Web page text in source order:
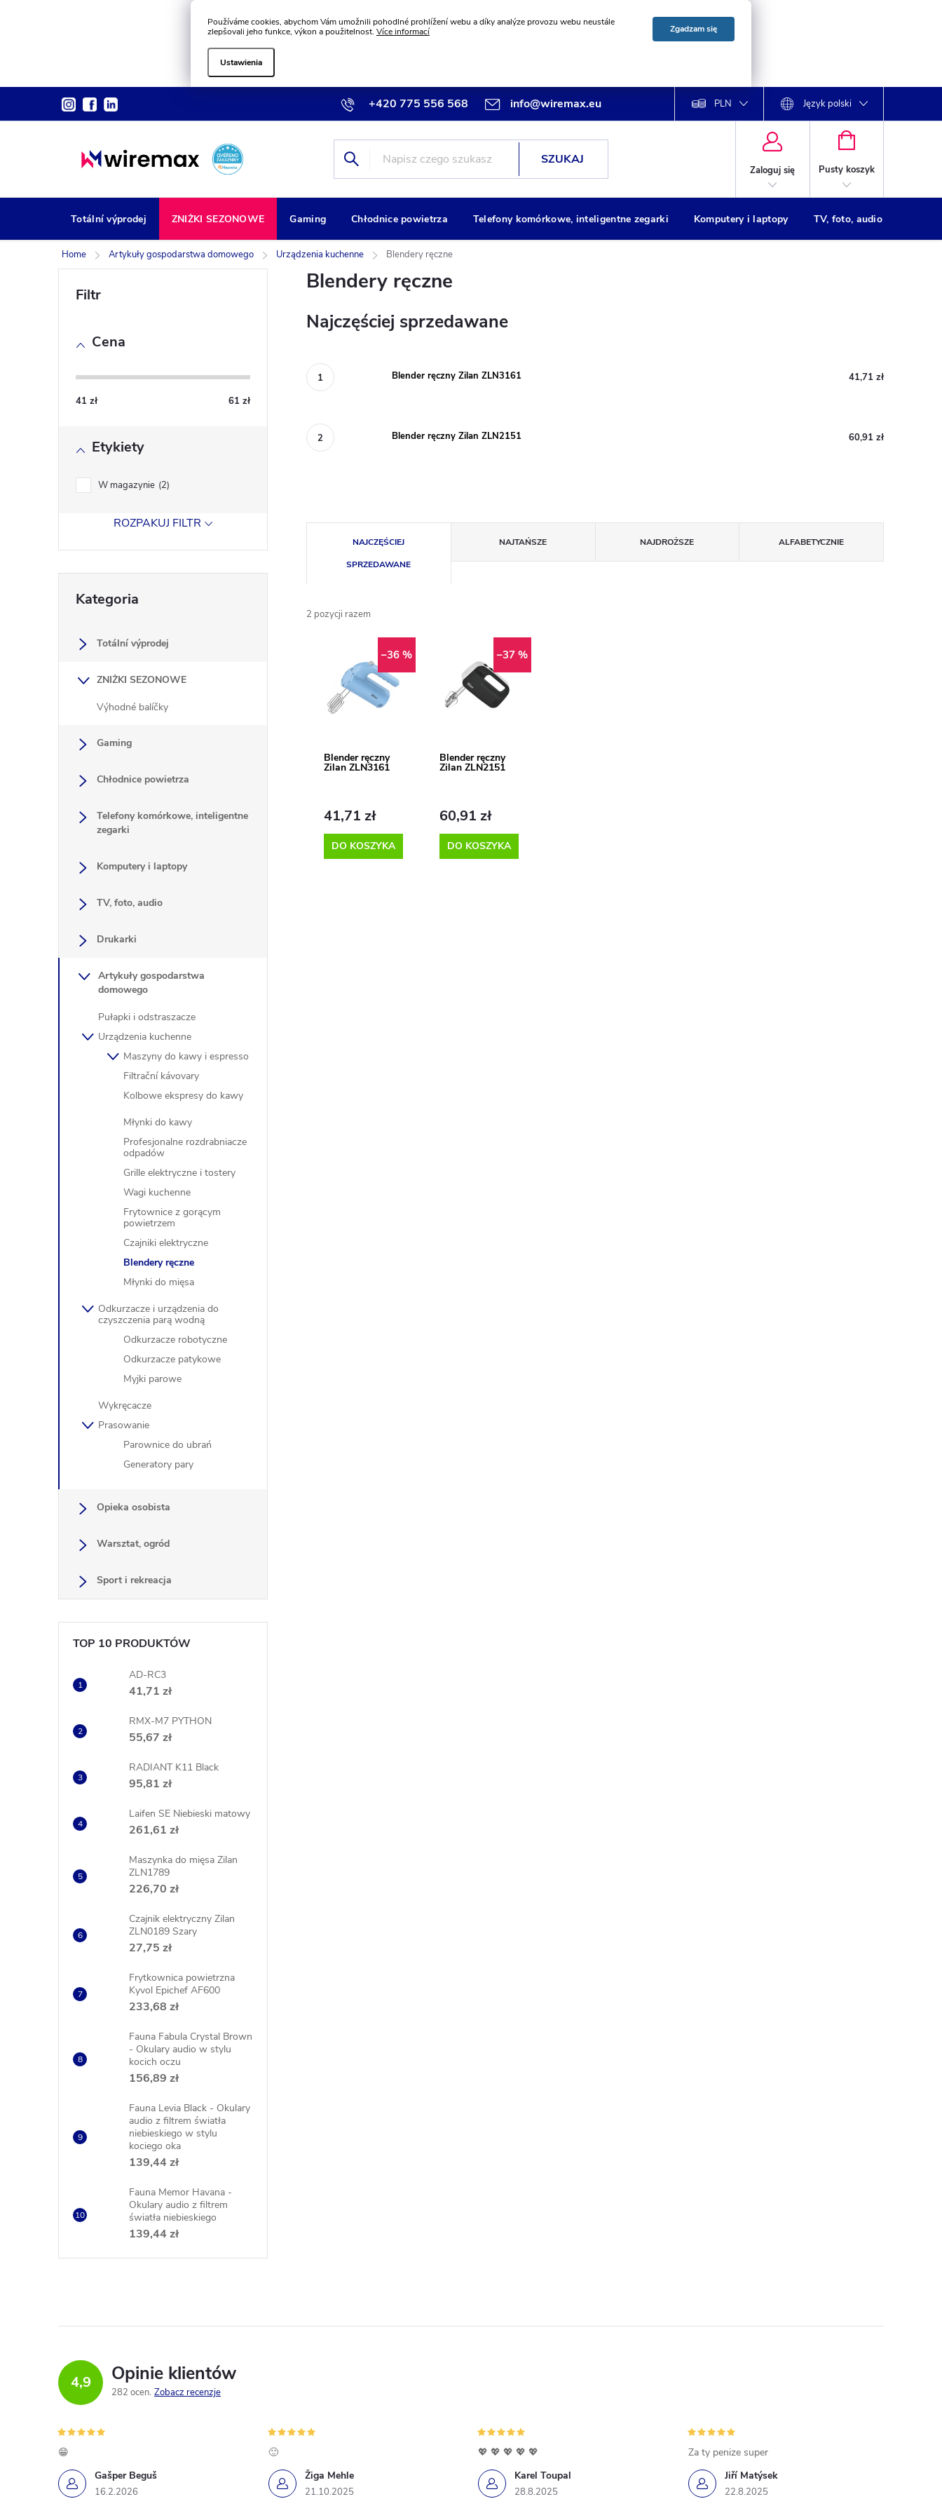
Používáme cookies, abychom Vám umožnili pohodlné prohlížení webu a díky analýze provozu webu neustále
zlepšovali jeho funkce, výkon a použitelnost. Více informací
Ustawienia
Zgadzam się
+420 775 556 568 info@wiremax.eu PLN Język polski
SZUKAJ
Zaloguj się
KOSZYK
Pusty koszyk
Totální výprodej ZNIŻKI SEZONOWE Gaming Chłodnice powietrza Telefony komórkowe, inteligentne zegarki Komputery i laptopy TV, foto, audio
Home Artykuły gospodarstwa domowego Urządzenia kuchenne Blendery ręczne
z
Cena
41 zł 61 zł
Etykiety
W magazynie 2
ROZPAKUJ FILTR
kategorie
Kategoria
Totální výprodej
ZNIŻKI SEZONOWE
Výhodné balíčky
Gaming
Chłodnice powietrza
Telefony komórkowe, inteligentne
zegarki
Komputery i laptopy
TV, foto, audio
Drukarki
Artykuły gospodarstwa
domowego
Pułapki i odstraszacze
Urządzenia kuchenne
Maszyny do kawy i espresso
Filtrační kávovary
Kolbowe ekspresy do kawy
Młynki do kawy
Profesjonalne rozdrabniacze
odpadów
Grille elektryczne i tostery
Wagi kuchenne
Frytownice z gorącym
powietrzem
Czajniki elektryczne
Blendery ręczne
Młynki do mięsa
Odkurzacze i urządzenia do
czyszczenia parą wodną
Odkurzacze robotyczne
Odkurzacze patykowe
Myjki parowe
Wykręcacze
Prasowanie
Parownice do ubrań
Generatory pary
Opieka osobista
Warsztat, ogród
Sport i rekreacja
TOP 10 PRODUKTÓW
AD-RC3
41,71 zł
RMX-M7 PYTHON
55,67 zł
RADIANT K11 Black
95,81 zł
Laifen SE Niebieski matowy
261,61 zł
Maszynka do mięsa Zilan
ZLN1789
226,70 zł
Czajnik elektryczny Zilan
ZLN0189 Szary
27,75 zł
Frytkownica powietrzna
Kyvol Epichef AF600
233,68 zł
Fauna Fabula Crystal Brown
- Okulary audio w stylu
kocich oczu
156,89 zł
Fauna Levia Black - Okulary
audio z filtrem światła
niebieskiego w stylu
kociego oka
139,44 zł
Fauna Memor Havana -
Okulary audio z filtrem
światła niebieskiego
139,44 zł
Blendery ręczne
Najczęściej sprzedawane
Blender ręczny Zilan ZLN3161 41,71 zł
Blender ręczny Zilan ZLN2151 60,91 zł
o
r
w
NAJCZĘŚCIEJ
SPRZEDAWANE
NAJTAŃSZE NAJDROŻSZE ALFABETYCZNIE
2 pozycji razem
–36 %
Blender ręczny
Zilan ZLN3161
41,71 zł
DO KOSZYKA
–37 %
Blender ręczny
Zilan ZLN2151
60,91 zł
DO KOSZYKA
4,9 Opinie klientów
282 ocen Zobacz recenzje
Gašper Beguš
16.2.2026
😁
Žiga Mehle
21.10.2025
🙂
Karel Toupal
28.8.2025
💖 💖 💖 💖 💖
Jiří Matýsek
22.8.2025
Za ty penize super